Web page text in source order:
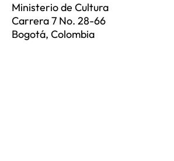
Ministerio de Cultura
Carrera 7 No. 28-66
Bogotá, Colombia